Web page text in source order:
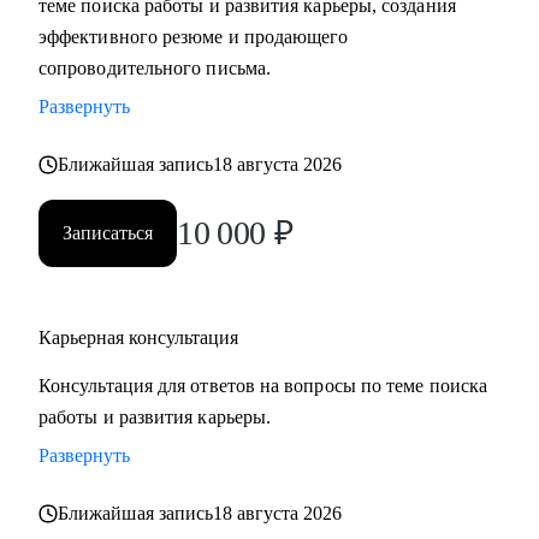
сложные вопросы.
Кому могу помочь:
среднего звена
при смене деятельности, перерыве в карьере, в том числе
• Административный персонал
• Страхование
• Продажи / Услуги
• Информационные технологии
Мой подход в работе – не делаю за вас, делаю вместе с
теме поиска работы и развития карьеры, создания
эффективного резюме и продающего
сопроводительного письма.
Развернуть
Ближайшая запись18 августа 2026
Записаться 10 000 ₽
Карьерная консультация
Консультация для ответов на вопросы по теме поиска
работы и развития карьеры.
Развернуть
Ближайшая запись18 августа 2026